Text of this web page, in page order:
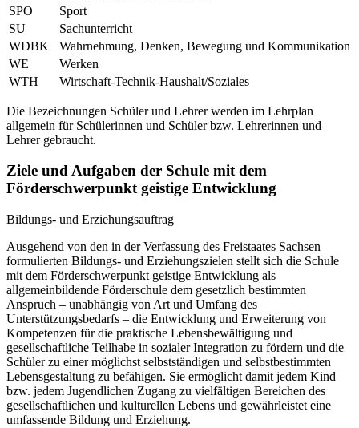
SPO
Sport
SU
Sachunterricht
WDBK
Wahrnehmung, Denken, Bewegung und Kommunikation
WE
Werken
WTH
Wirtschaft-Technik-Haushalt/Soziales
Die Bezeichnungen Schüler und Lehrer werden im Lehrplan
allgemein für Schülerinnen und Schüler bzw. Lehrerinnen und
Lehrer gebraucht.
Ziele und Aufgaben der Schule mit dem
Förderschwerpunkt geistige Entwicklung
Bildungs- und Erziehungsauftrag
Ausgehend von den in der Verfassung des Freistaates Sachsen
formulierten Bildungs- und Erziehungszielen stellt sich die Schule
mit dem Förderschwerpunkt geistige Entwicklung als
allgemeinbildende Förderschule dem gesetzlich bestimmten
Anspruch – unabhängig von Art und Umfang des
Unterstützungsbedarfs – die Entwicklung und Erweiterung von
Kompetenzen für die praktische Lebensbewältigung und
gesellschaftliche Teilhabe in sozialer Integration zu fördern und die
Schüler zu einer möglichst selbstständigen und selbstbestimmten
Lebensgestaltung zu befähigen. Sie ermöglicht damit jedem Kind
bzw. jedem Jugendlichen Zugang zu vielfältigen Bereichen des
gesellschaftlichen und kulturellen Lebens und gewährleistet eine
umfassende Bildung und Erziehung.